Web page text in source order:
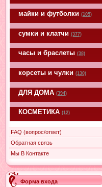
майки и футболки (105)
сумки и клатчи (377)
часы и браслеты (38)
корсеты и чулки (130)
ДЛЯ ДОМА (394)
КОСМЕТИКА (12)
FAQ (вопрос/ответ)
Обратная связь
Мы В Контакте
Форма входа